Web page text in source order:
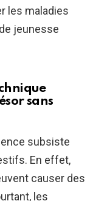
les maladies
jeunesse
sans
subsiste
En effet,
causer des
les